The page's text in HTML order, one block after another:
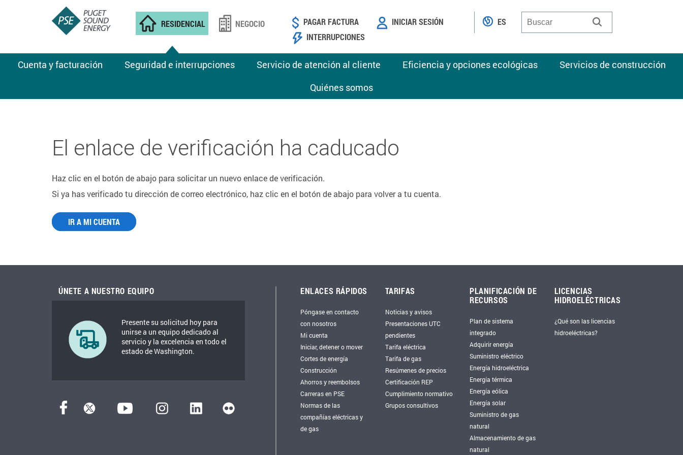
RESIDENCIAL
Cuenta y facturación Seguridad e interrupciones Servicio de atención al cliente Eficiencia y opciones ecológicas
Servicios de construcción
Quiénes somos
NEGOCIO PAGAR FACTURA
INICIAR SESIÓN
INTERRUPCIONES
ES
El enlace de verificación ha caducado
Haz clic en el botón de abajo para solicitar un nuevo enlace de verificación.
Si ya has verificado tu dirección de correo electrónico, haz clic en el botón de abajo para volver a tu cuenta.
IR A MI CUENTA
ÚNETE A NUESTRO EQUIPO
Presente su solicitud hoy para
unirse a un equipo dedicado al
servicio y la excelencia en todo el
estado de Washington.
ENLACES RÁPIDOS
Póngase en contacto
con nosotros
Mi cuenta
Iniciar, detener o mover
Cortes de energía
Construcción
Ahorros y reembolsos
Carreras en PSE
Normas de las
compañías eléctricas y
de gas
TARIFAS
Noticias y avisos
Presentaciones UTC
pendientes
Tarifa eléctrica
Tarifa de gas
Resúmenes de precios
Certificación REP
Cumplimiento normativo
Grupos consultivos
PLANIFICACIÓN DE
RECURSOS
Plan de sistema
integrado
Adquirir energía
Suministro eléctrico
Energía hidroeléctrica
Energía térmica
Energía eólica
Energía solar
Suministro de gas
natural
Almacenamiento de gas
natural
LICENCIAS
HIDROELÉCTRICAS
¿Qué son las licencias
hidroeléctricas?